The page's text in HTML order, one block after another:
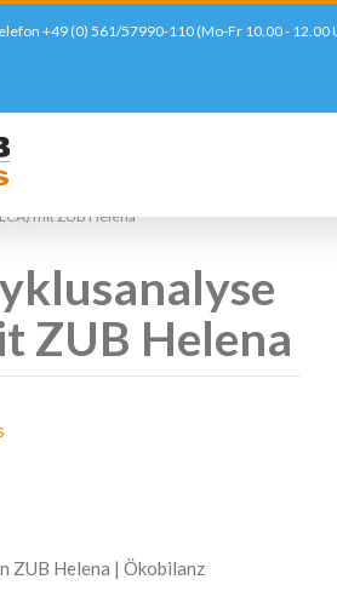
+49 (0) 561/57990-110 (Mo-Fr 10.00 -
mit ZUB Helena
ZUB Helena
ZUB Helena | Ökobilanz